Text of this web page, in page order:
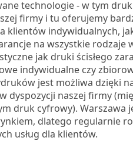
technologie - w tym
firmy i tu oferujemy
klientów indywidualnych,
na wszystkie rodzaje
jak druki ścisłego
indywidualne czy
jest możliwa dzięki
dyspozycji naszej firmy
druk cyfrowy). Warszawa
dlatego regularnie
usług dla klientów.